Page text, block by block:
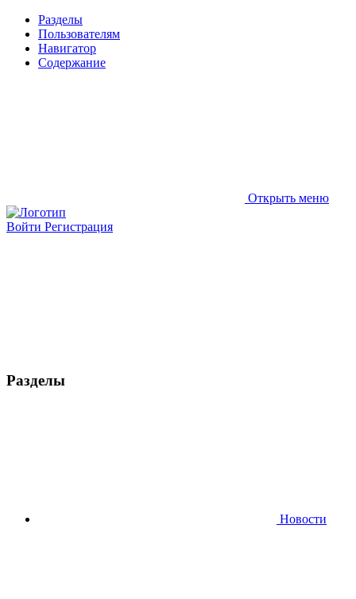
Разделы
Пользователям
Навигатор
Содержание
Открыть меню
Войти Регистрация
Разделы
Новости